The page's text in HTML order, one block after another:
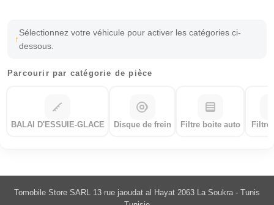
Sélectionnez votre véhicule pour activer les catégories ci-
dessous.
Parcourir par catégorie de pièce
BALAI D'ESSUIE-GLACE Disque de frein Filtre boite auto
Tomobile Store SARL 13 rue jaoudat al Hayat 2063 La Soukra - Tunis